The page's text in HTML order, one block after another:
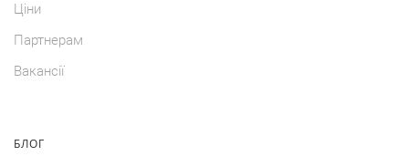
Цiни
Партнерам
Вакансії
БЛОГ